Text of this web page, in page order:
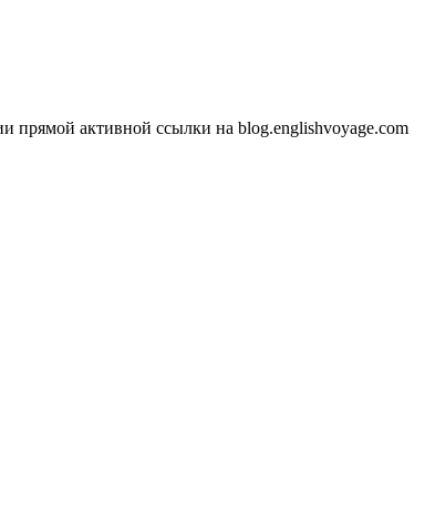
прямой активной ссылки на blog.englishvoyage.com